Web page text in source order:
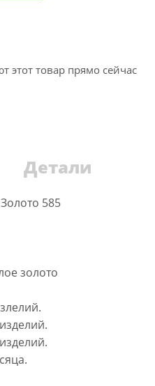
этот товар прямо сейчас
Детали
585
золото